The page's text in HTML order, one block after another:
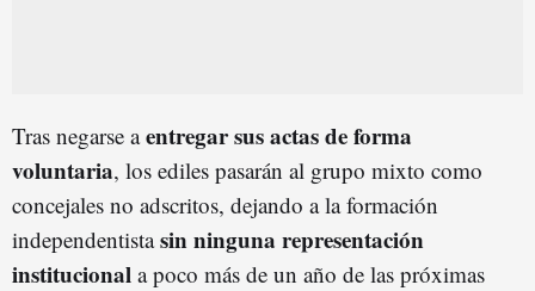
Tras negarse aentregar sus actas de forma
voluntaria, los ediles pasarán al grupo mixto como
concejales no adscritos, dejando a la formación
independentistasin ninguna representación
institucional a poco más de un año de las próximas